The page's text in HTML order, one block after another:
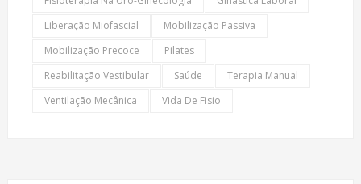
Liberação Miofascial
Mobilização Passiva
Mobilização Precoce
Pilates
Reabilitação Vestibular
Saúde
Terapia Manual
Ventilação Mecânica
Vida De Fisio